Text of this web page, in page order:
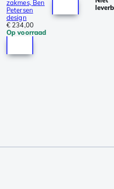
zakmes, Ben
Petersen
design
€ 234,00
Op voorraad